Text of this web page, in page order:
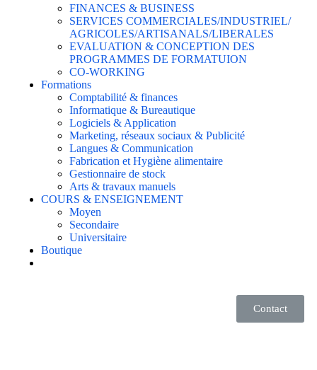
FINANCES & BUSINESS
SERVICES COMMERCIALES/INDUSTRIEL/
AGRICOLES/ARTISANALS/LIBERALES
EVALUATION & CONCEPTION DES
PROGRAMMES DE FORMATUION
CO-WORKING
Formations
Comptabilité & finances
Informatique & Bureautique
Logiciels & Application
Marketing, réseaux sociaux & Publicité
Langues & Communication
Fabrication et Hygiène alimentaire
Gestionnaire de stock
Arts & travaux manuels
COURS & ENSEIGNEMENT
Moyen
Secondaire
Universitaire
Boutique
Contact